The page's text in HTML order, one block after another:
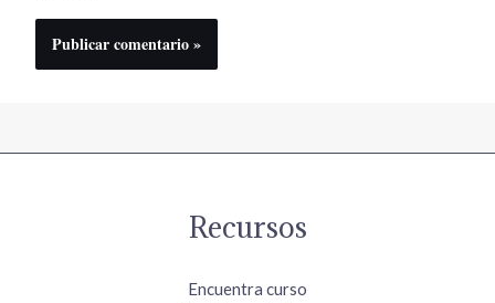
Recursos
Encuentra curso